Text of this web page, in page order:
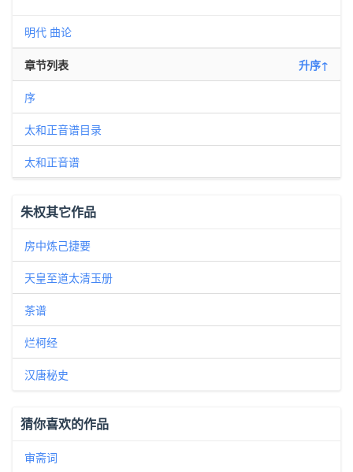
明代 曲论
章节列表 升序↑
序
太和正音谱目录
太和正音谱
朱权其它作品
房中炼己捷要
天皇至道太清玉册
茶谱
烂柯经
汉唐秘史
猜你喜欢的作品
审斋词